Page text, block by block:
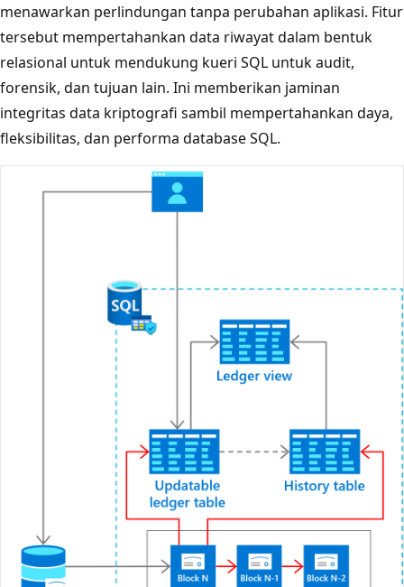
menawarkan perlindungan tanpa perubahan aplikasi. Fitur
tersebut mempertahankan data riwayat dalam bentuk
relasional untuk mendukung kueri SQL untuk audit,
forensik, dan tujuan lain. Ini memberikan jaminan
integritas data kriptografi sambil mempertahankan daya,
fleksibilitas, dan performa database SQL.